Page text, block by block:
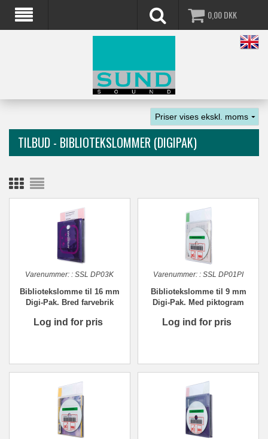
0,00DKK
TILBUD - BIBLIOTEKSLOMMER (DIGIPAK)
Varenummer: : SSL DP03K
Bibliotekslomme til 16 mm
Digi-Pak. Bred farvebrik
Log ind for pris
Varenummer: : SSL DP01PI
Bibliotekslomme til 9 mm
Digi-Pak. Med piktogram
Log ind for pris